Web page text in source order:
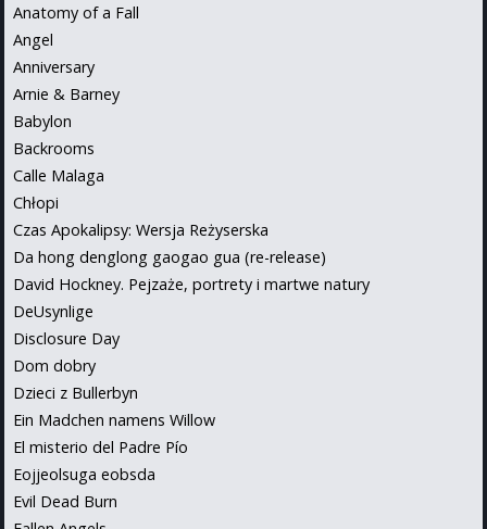
Anatomy of a Fall
Angel
Anniversary
Arnie & Barney
Babylon
Backrooms
Calle Malaga
Chłopi
Czas Apokalipsy: Wersja Reżyserska
Da hong denglong gaogao gua (re-release)
David Hockney. Pejzaże, portrety i martwe natury
DeUsynlige
Disclosure Day
Dom dobry
Dzieci z Bullerbyn
Ein Madchen namens Willow
El misterio del Padre Pío
Eojjeolsuga eobsda
Evil Dead Burn